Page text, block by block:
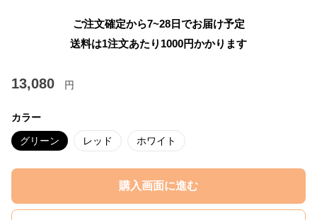
ご注文確定から7~28日でお届け予定
送料は1注文あたり 1000円かかります
13,080 円
カラー
グリーン レッド ホワイト
購入画面に進む